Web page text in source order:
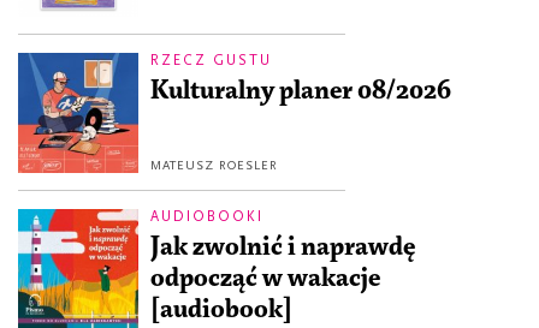
RZECZ GUSTU
Kulturalny planer 08/2026
MATEUSZ ROESLER
AUDIOBOOKI
Jak zwolnić i naprawdę
odpocząć w wakacje
[audiobook]